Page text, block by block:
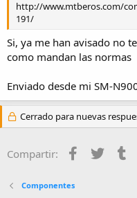
http://www.mtberos.com/
191/
Si, ya me han avisado no
como mandan las normas
Enviado desde mi SM-
Cerrado para nuevas
Compartir: Facebook
Twitter
Componentes